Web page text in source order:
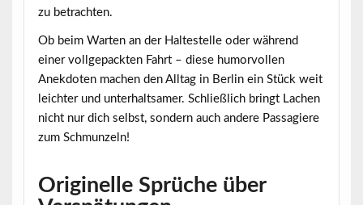
zu betrachten.
Ob beim Warten an der Haltestelle oder während
einer vollgepackten Fahrt – diese humorvollen
Anekdoten machen den Alltag in Berlin ein Stück weit
leichter und unterhaltsamer. Schließlich bringt Lachen
nicht nur dich selbst, sondern auch andere Passagiere
zum Schmunzeln!
Originelle Sprüche über